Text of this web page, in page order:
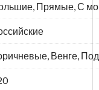
Прямые, С
Венге,